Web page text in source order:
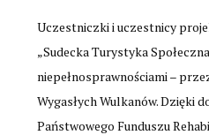
Uczestniczki i uczestnicy
„Sudecka Turystyka
niepełnosprawnościami –
Wygasłych Wulkanów. Dzięki
Państwowego Funduszu